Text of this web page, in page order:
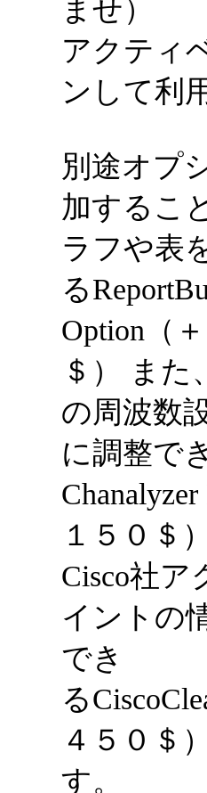
ませ）
アクティ
ンして利
別途オプ
加するこ
ラフや表
る
Option（
＄） また
の周波数
に調整で
１５０＄
Cisco社ア
イントの
でき
る
４５０＄
す。